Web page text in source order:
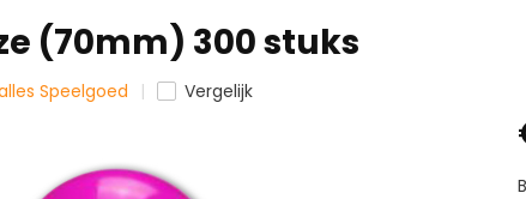
(70mm) 300 stuks
Speelgoed Vergelijk